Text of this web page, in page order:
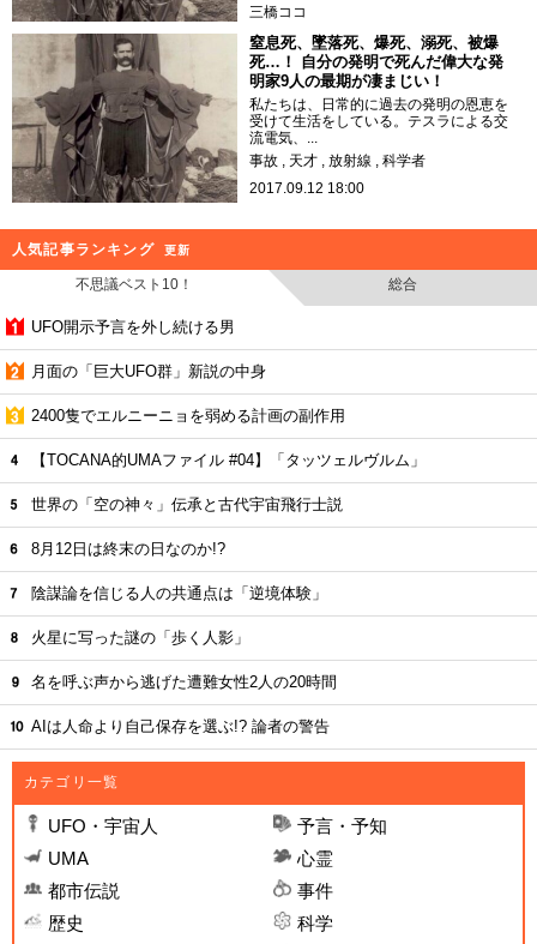
三橋ココ
窒息死、墜落死、爆死、溺死、被爆
死…！ 自分の発明で死んだ偉大な発
明家9人の最期が凄まじい！
私たちは、日常的に過去の発明の恩恵を
受けて生活をしている。テスラによる交
流電気、...
事故
天才 放射線
科学者
2017.09.12 18:00
人気記事ランキング 更新
不思議ベスト10！ 総合
UFO開示予言を外し続ける男
月面の「巨大UFO群」新説の中身
2400隻でエルニーニョを弱める計画の副作用
【TOCANA的UMAファイル #04】「タッツェルヴルム」
世界の「空の神々」伝承と古代宇宙飛行士説
8月12日は終末の日なのか!?
陰謀論を信じる人の共通点は「逆境体験」
火星に写った謎の「歩く人影」
名を呼ぶ声から逃げた遭難女性2人の20時間
AIは人命より自己保存を選ぶ!? 論者の警告
カテゴリ一覧
UFO・宇宙人
予言・予知
UMA
心霊
都市伝説
事件
歴史
科学